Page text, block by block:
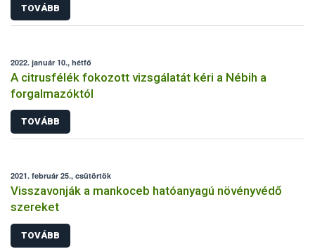
TOVÁBB
2022. január 10., hétfő
A citrusfélék fokozott vizsgálatát kéri a Nébih a
forgalmazóktól
TOVÁBB
2021. február 25., csütörtök
Visszavonják a mankoceb hatóanyagú növényvédő
szereket
TOVÁBB